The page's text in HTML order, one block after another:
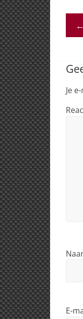
←
Je
E-